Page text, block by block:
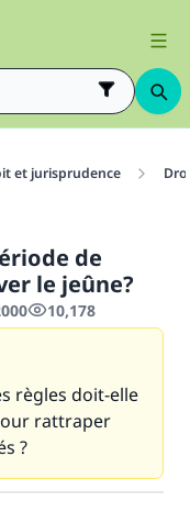
et jurisprudence
de
le jeûne?
10,178
règles doit-elle
rattraper
?